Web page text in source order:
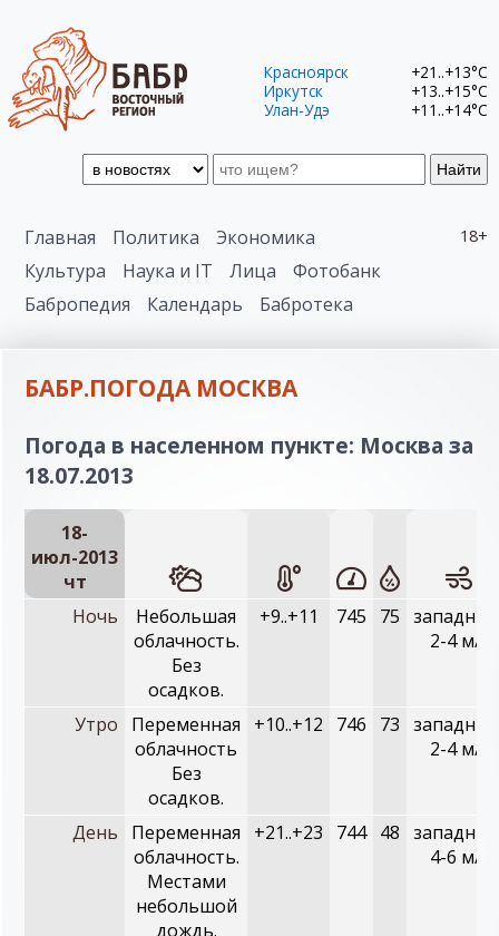
Найти
Красноярск
+21..+13°C
Иркутск
+13..+15°C
Улан-Удэ
+11..+14°C
18+
Главная Политика
Экономика
Культура
Наука и IT Лица
Фотобанк
Бабропедия
Календарь Бабротека
БАБР.ПОГОДА МОСКВА
Погода в населенном пункте: Москва за
18.07.2013
18-
июл-2013
чт
Ночь
Небольшая
облачность.
Без
осадков.
+9..+11 745 75
2-4 м/с
Утро
Переменная
облачность
Без
осадков.
+10..+12 746 73
2-4 м/с
День
Переменная
облачность.
Местами
небольшой
дождь.
+21..+23 744 48
4-6 м/с